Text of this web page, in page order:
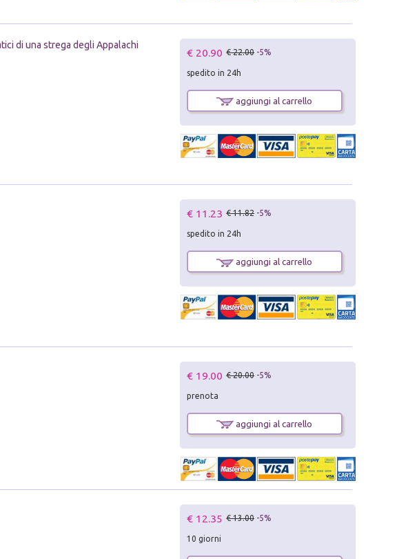
di una strega degli Appalachi
€ 20.90 € 22.00 -5%
spedito in 24h
aggiungi al carrello
€ 11.23 € 11.82 -5%
spedito in 24h
aggiungi al carrello
€ 19.00 € 20.00 -5%
prenota
aggiungi al carrello
€ 12.35 € 13.00 -5%
10 giorni